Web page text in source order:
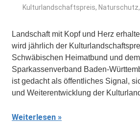
Kulturlandschaftspreis, Naturschutz,
Landschaft mit Kopf und Herz
wird jährlich der
Schwäbischen Heimatbund und dem
Sparkassenverband Baden-
ist gedacht als öffentliches Signal,
und Weiterentwicklung der
Weiterlesen